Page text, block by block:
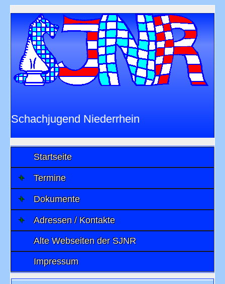
Schachjugend Niederrhein
imNiederrheinischen Schachverband 1901
e.V.
Startseite
Termine
Dokumente
Adressen / Kontakte
Alte Webseiten der SJNR
Impressum